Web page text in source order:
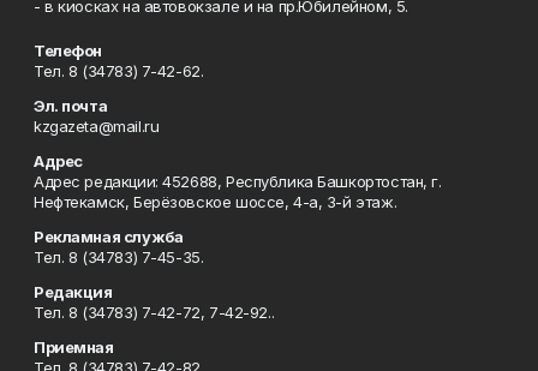
- в киосках на автовокзале и на пр.Юбилейном, 5.
Телефон
Тел. 8 (34783) 7-42-62.
Эл. почта
kzgazeta@mail.ru
Адрес
Адрес редакции: 452688, Республика Башкортостан, г.
Нефтекамск, Берёзовское шоссе, 4-а, 3-й этаж.
Рекламная служба
Тел. 8 (34783) 7-45-35.
Редакция
Тел. 8 (34783) 7-42-72, 7-42-92..
Приемная